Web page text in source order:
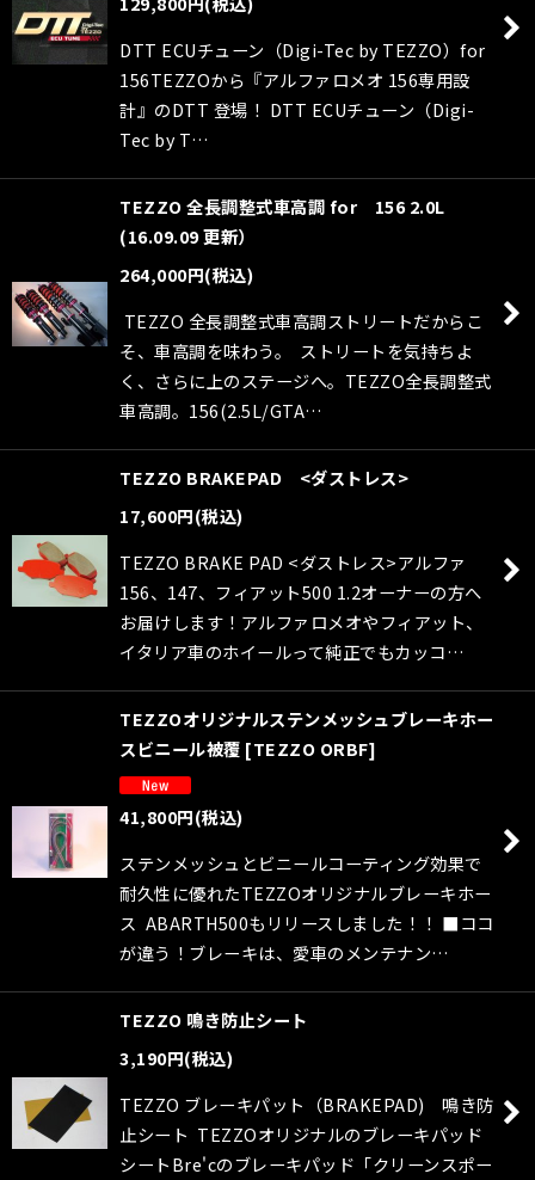
DTT ECUチューン（Digi-Tec by TEZZO）for
156TEZZOから『アルファロメオ 156専用設
計』のDTT 登場！ DTT ECUチューン（Digi-
Tec by T…
TEZZO 全長調整式車高調 for 156 2.0L
(16.09.09 更新）
264,000円(税込)
TEZZO 全長調整式車高調ストリートだからこ
そ、車高調を味わう。 ストリートを気持ちよ
く、さらに上のステージへ。TEZZO全長調整式
車高調。156(2.5L/GTA…
TEZZO BRAKEPAD <ダストレス>
17,600円(税込)
TEZZO BRAKE PAD <ダストレス>アルファ
156、147、フィアット500 1.2オーナーの方へ
お届けします！アルファロメオやフィアット、
イタリア車のホイールって純正でもカッコ…
TEZZOオリジナルステンメッシュブレーキホー
スビニール被覆 [TEZZO ORBF]
41,800円(税込)
ステンメッシュとビニールコーティング効果で
耐久性に優れたTEZZOオリジナルブレーキホー
ス ABARTH500もリリースしました！！ ■ココ
が違う！ブレーキは、愛車のメンテナン…
TEZZO 鳴き防止シート
3,190円(税込)
TEZZO ブレーキパット（BRAKEPAD) 鳴き防
止シート TEZZOオリジナルのブレーキパッド
シートBre'cのブレーキパッド「クリーンスポー